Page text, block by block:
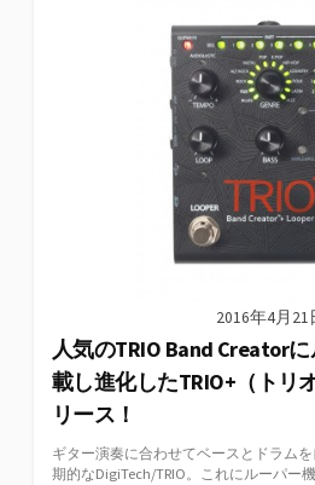
2016年4月21
人気のTRIO Band Creator
載し進化したTRIO+（トリ
リース！
ギター演奏に合わせてベースとドラム
期的なDigiTech/TRIO。これにルーパー